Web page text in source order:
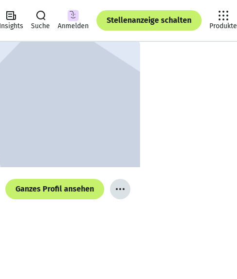
Insights Suche Anmelden
Stellenanzeige schalten
Produkte
Ganzes Profil ansehen